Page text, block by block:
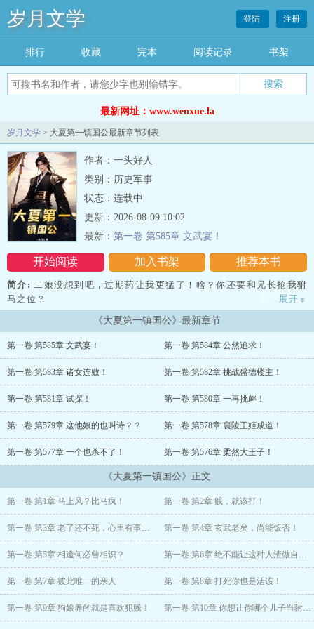
岁月文学 登陆 注册
排行 收藏 完本 阅读记录 书架
最新网址：www.wenxue.la
岁月文学 > 大夏第一镇国公最新章节列表
作者：一头好人
类别：历史军事
状态：连载中
开始阅读 加入书架 推荐本书
更新：2026-08-09 10:02
最新： 第一卷 第585章 文武宴！
简介: 二娘没想到吧，过期药让我更猛了！啥？你还要和兄长抢我驸
马之位？
给脸不要，抽你丫的！啊？你还要报仇？那你快着点，再晚......我皇
上老丈人就喊我去登基了！
本书又名《战神驸马是诗仙》、《两国公主当我舔狗，恶毒二娘吓哭
了》。
展开 »
《大夏第一镇国公》最新章节
第一卷 第585章 文武宴！ 第一卷 第584章 公然追求！
第一卷 第583章 诸女连败！ 第一卷 第582章 挑战盛德楼主！
第一卷 第581章 试探！ 第一卷 第580章 一再挑衅！
第一卷 第579章 这他娘的也叫诗？？ 第一卷 第578章 襄陵王姬成道！
第一卷 第577章 一个也杀不了！ 第一卷 第576章 柔然大王子！
《大夏第一镇国公》正文
第一卷 第1章 马上风？比马疯！ 第一卷 第2章 贱，就该打！
第一卷 第3章 老了还不死，心里有事儿！ 第一卷 第4章 玄武老矣，尚能饭否！
第一卷 第5章 相逢何必曾相识？ 第一卷 第6章 绝不能让这种人渣做自己的驸马！
第一卷 第7章 彼此唯一的亲人 第一卷 第8章 打死你也是活该！
第一卷 第9章 狗娘养的就是喜欢犯贱！ 第一卷 第10章 你想让你哪个儿子当驸马？